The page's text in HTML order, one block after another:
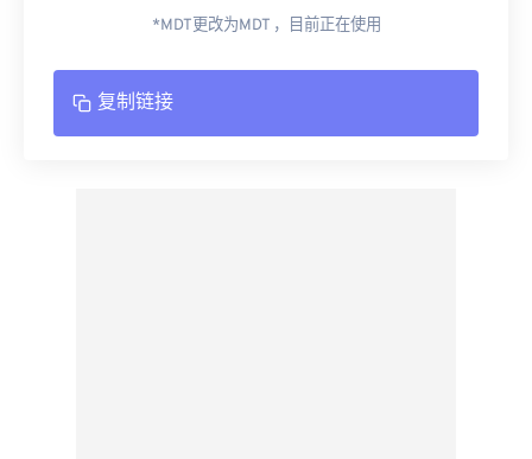
*MDT更改为MDT ，目前正在使用
复制链接